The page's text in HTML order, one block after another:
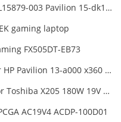
TPN-CA13 TPN-DA11 voor HP L15879-003 Pavilion 15-dk1000
gaming laptop
FX505DT-EB73
HSTNN-DA40 740015-003 voor HP Pavilion 13-a000 x360 11-h000 x2 Series 19.5v 45w 2.31a Blue Charger+Cord
PA3546E-1AC3 Pa-1181-02 voor Toshiba X205 180W 19V 9.5A Laptop DC Charger Power Supply
AC19V4 ACDP-100D01